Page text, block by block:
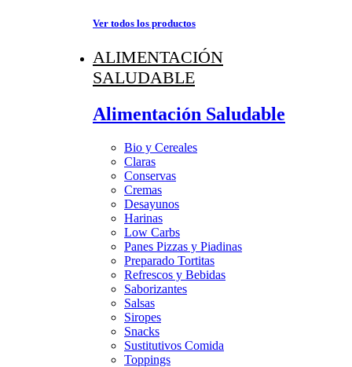
Ver todos los productos
ALIMENTACIÓN
SALUDABLE
Alimentación Saludable
Bio y Cereales
Claras
Conservas
Cremas
Desayunos
Harinas
Low Carbs
Panes Pizzas y Piadinas
Preparado Tortitas
Refrescos y Bebidas
Saborizantes
Salsas
Siropes
Snacks
Sustitutivos Comida
Toppings